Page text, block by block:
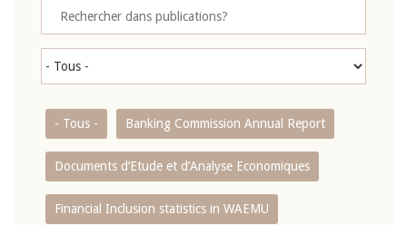
- Tous - Banking Commission Annual Report
Documents d’Etude et d’Analyse Economiques
Financial Inclusion statistics in WAEMU